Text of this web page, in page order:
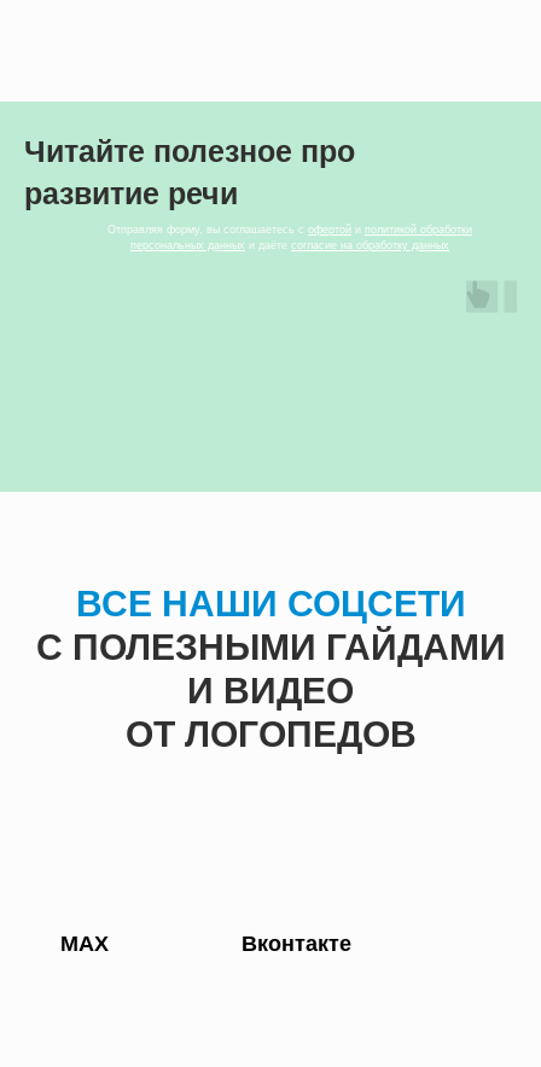
Отправляя форму, вы соглашаетесь с офертой и политикой обработки
персональных данных и даёте согласие на обработку данных
Читайте полезное про
развитие речи
ВСЕ НАШИ СОЦСЕТИ
С ПОЛЕЗНЫМИ ГАЙДАМИ
И ВИДЕО
ОТ ЛОГОПЕДОВ
МАХ Вконтакте